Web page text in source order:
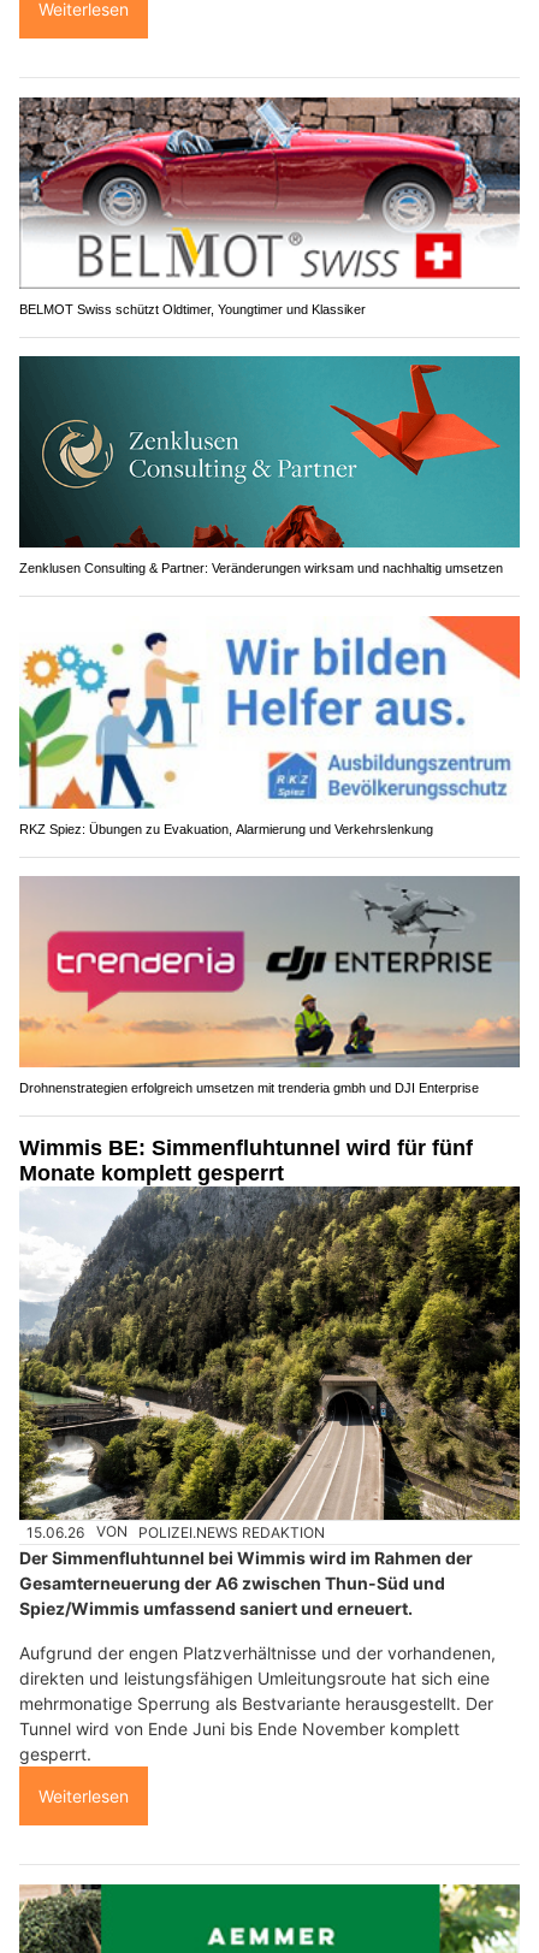
Weiterlesen
BELMOT Swiss schützt Oldtimer, Youngtimer und Klassiker
Zenklusen Consulting & Partner: Veränderungen wirksam und nachhaltig umsetzen
RKZ Spiez: Übungen zu Evakuation, Alarmierung und Verkehrslenkung
Drohnenstrategien erfolgreich umsetzen mit trenderia gmbh und DJI Enterprise
Wimmis BE: Simmenfluhtunnel wird für fünf
Monate komplett gesperrt
15.06.26 VON POLIZEI.NEWS REDAKTION
Der Simmenfluhtunnel bei Wimmis wird im Rahmen der
Gesamterneuerung der A6 zwischen Thun-Süd und
Spiez/Wimmis umfassend saniert und erneuert.
Aufgrund der engen Platzverhältnisse und der vorhandenen,
direkten und leistungsfähigen Umleitungsroute hat sich eine
mehrmonatige Sperrung als Bestvariante herausgestellt. Der
Tunnel wird von Ende Juni bis Ende November komplett
gesperrt.
Weiterlesen